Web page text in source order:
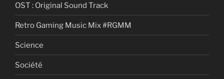
OST : Original Sound Track
Retro Gaming Music Mix #RGMM
Science
Société